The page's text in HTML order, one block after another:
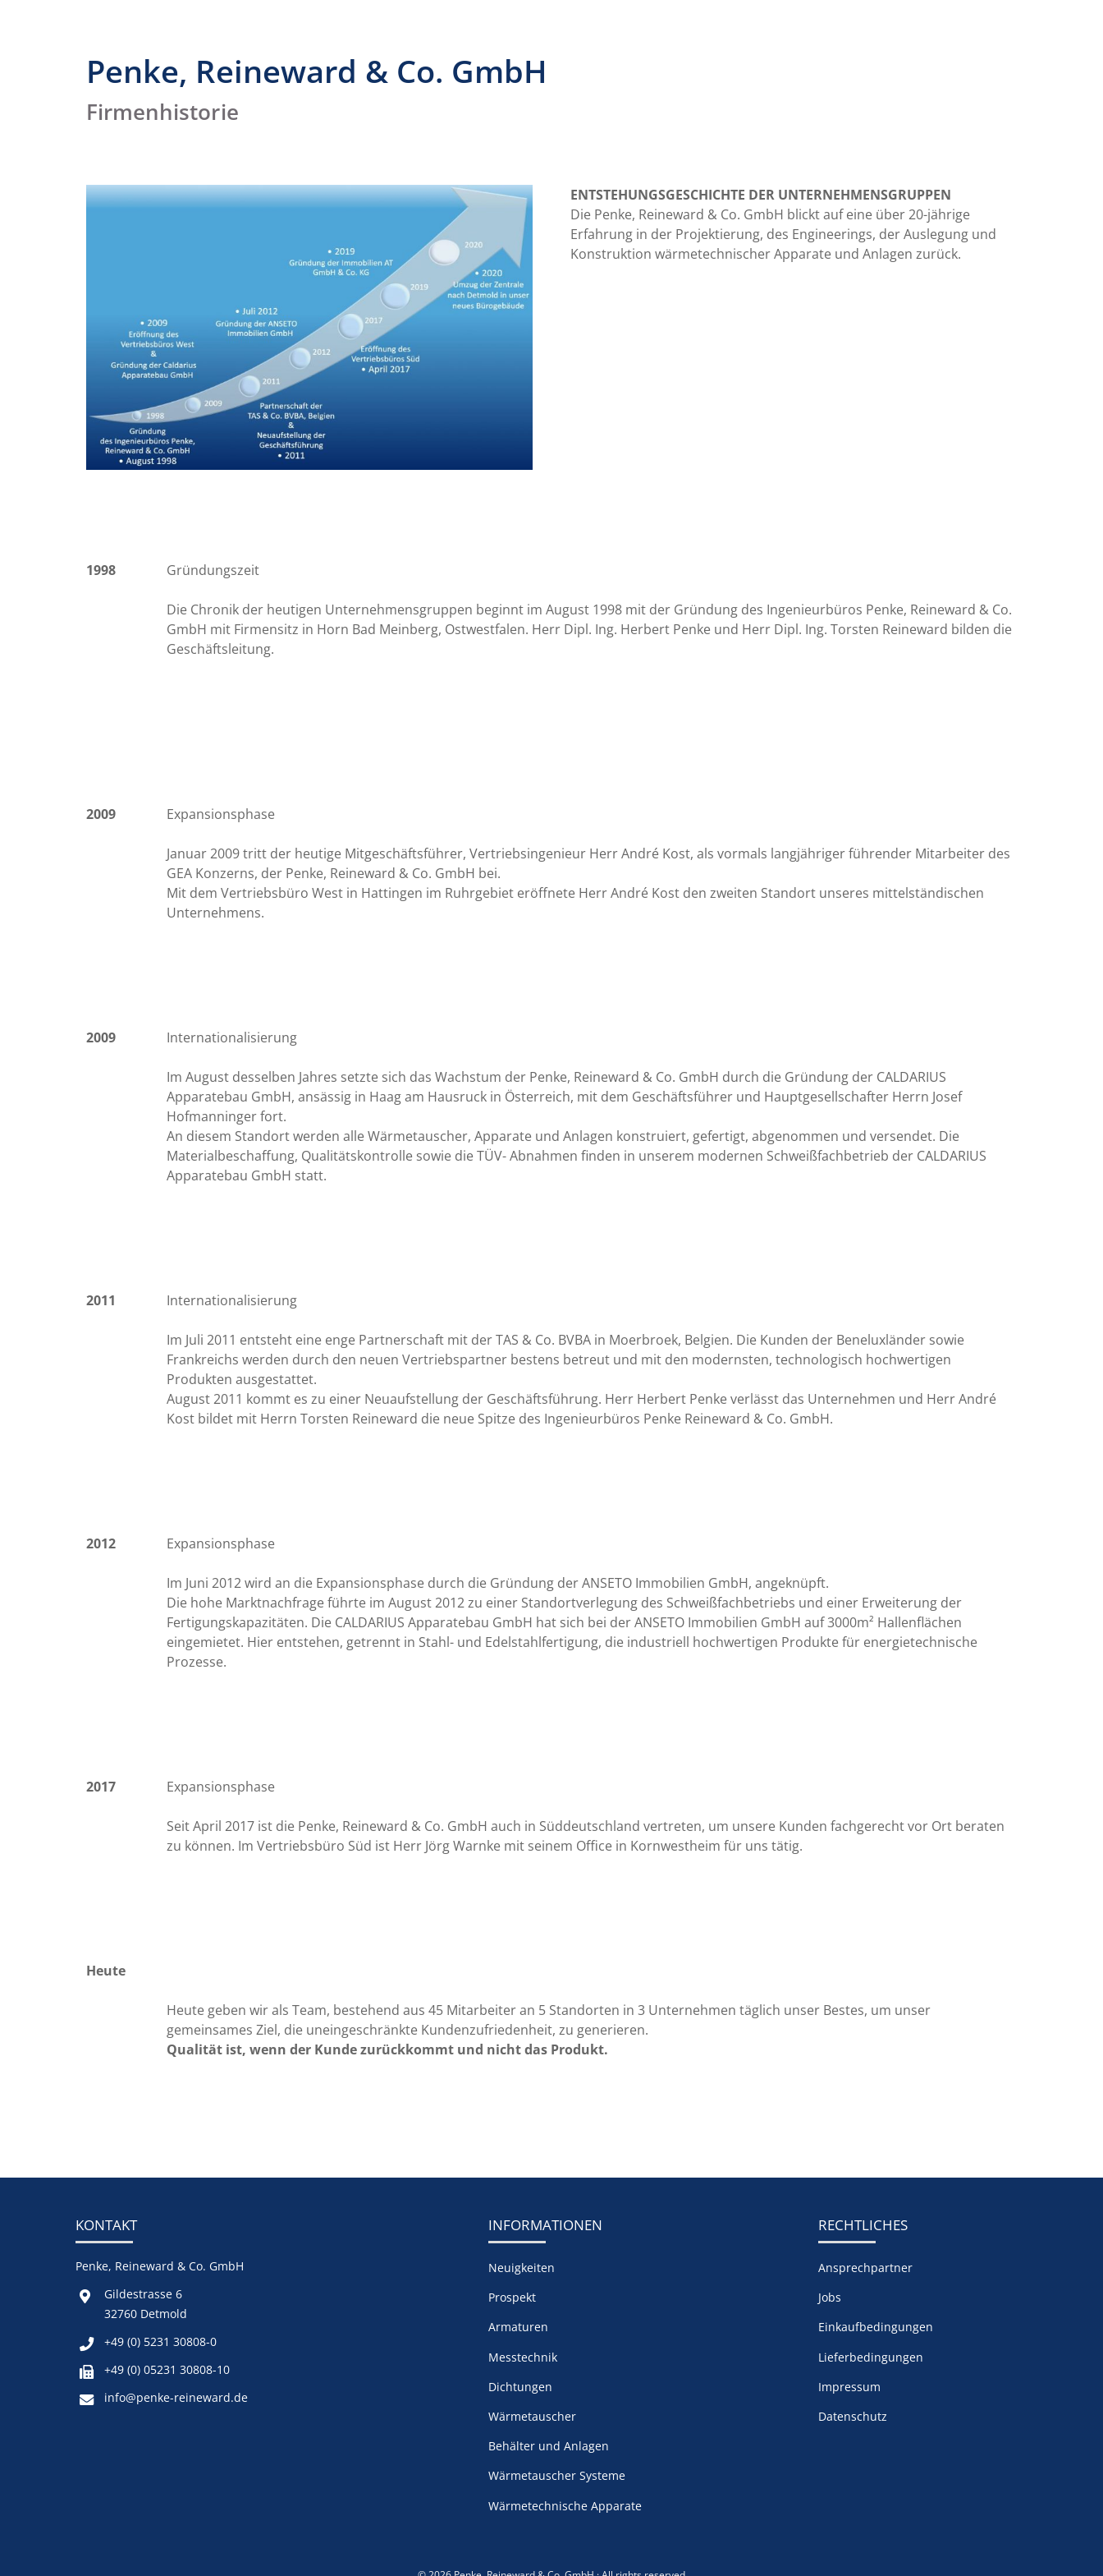
Penke, Reineward & Co. GmbH
Firmenhistorie
ENTSTEHUNGSGESCHICHTE DER UNTERNEHMENSGRUPPEN
Die Penke, Reineward & Co. GmbH blickt auf eine über 20-jährige
Erfahrung in der Projektierung, des Engineerings, der Auslegung und
Konstruktion wärmetechnischer Apparate und Anlagen zurück.
1998 Gründungszeit
Die Chronik der heutigen Unternehmensgruppen beginnt im August 1998 mit der Gründung des Ingenieurbüros Penke, Reineward & Co.
GmbH mit Firmensitz in Horn Bad Meinberg, Ostwestfalen. Herr Dipl. Ing. Herbert Penke und Herr Dipl. Ing. Torsten Reineward bilden die
Geschäftsleitung.
2009 Expansionsphase
Januar 2009 tritt der heutige Mitgeschäftsführer, Vertriebsingenieur Herr André Kost, als vormals langjähriger führender Mitarbeiter des
GEA Konzerns, der Penke, Reineward & Co. GmbH bei.
Mit dem Vertriebsbüro West in Hattingen im Ruhrgebiet eröffnete Herr André Kost den zweiten Standort unseres mittelständischen
Unternehmens.
2009 Internationalisierung
Im August desselben Jahres setzte sich das Wachstum der Penke, Reineward & Co. GmbH durch die Gründung der CALDARIUS
Apparatebau GmbH, ansässig in Haag am Hausruck in Österreich, mit dem Geschäftsführer und Hauptgesellschafter Herrn Josef
Hofmanninger fort.
An diesem Standort werden alle Wärmetauscher, Apparate und Anlagen konstruiert, gefertigt, abgenommen und versendet. Die
Materialbeschaffung, Qualitätskontrolle sowie die TÜV- Abnahmen finden in unserem modernen Schweißfachbetrieb der CALDARIUS
Apparatebau GmbH statt.
2011 Internationalisierung
Im Juli 2011 entsteht eine enge Partnerschaft mit der TAS & Co. BVBA in Moerbroek, Belgien. Die Kunden der Beneluxländer sowie
Frankreichs werden durch den neuen Vertriebspartner bestens betreut und mit den modernsten, technologisch hochwertigen
Produkten ausgestattet.
August 2011 kommt es zu einer Neuaufstellung der Geschäftsführung. Herr Herbert Penke verlässt das Unternehmen und Herr André
Kost bildet mit Herrn Torsten Reineward die neue Spitze des Ingenieurbüros Penke Reineward & Co. GmbH.
2012 Expansionsphase
Im Juni 2012 wird an die Expansionsphase durch die Gründung der ANSETO Immobilien GmbH, angeknüpft.
Die hohe Marktnachfrage führte im August 2012 zu einer Standortverlegung des Schweißfachbetriebs und einer Erweiterung der
Fertigungskapazitäten. Die CALDARIUS Apparatebau GmbH hat sich bei der ANSETO Immobilien GmbH auf 3000m² Hallenflächen
eingemietet. Hier entstehen, getrennt in Stahl- und Edelstahlfertigung, die industriell hochwertigen Produkte für energietechnische
Prozesse.
2017 Expansionsphase
Seit April 2017 ist die Penke, Reineward & Co. GmbH auch in Süddeutschland vertreten, um unsere Kunden fachgerecht vor Ort beraten
zu können. Im Vertriebsbüro Süd ist Herr Jörg Warnke mit seinem Office in Kornwestheim für uns tätig.
Heute
Heute geben wir als Team, bestehend aus 45 Mitarbeiter an 5 Standorten in 3 Unternehmen täglich unser Bestes, um unser
gemeinsames Ziel, die uneingeschränkte Kundenzufriedenheit, zu generieren.
Qualität ist, wenn der Kunde zurückkommt und nicht das Produkt.
KONTAKT
Penke, Reineward & Co. GmbH
Gildestrasse 6
32760 Detmold
+49 (0) 5231 30808-0
+49 (0) 05231 30808-10
info@penke-reineward.de
INFORMATIONEN
Neuigkeiten
Prospekt
Armaturen
Messtechnik
Dichtungen
Wärmetauscher
Behälter und Anlagen
Wärmetauscher Systeme
Wärmetechnische Apparate
RECHTLICHES
Ansprechpartner
Jobs
Einkaufbedingungen
Lieferbedingungen
Impressum
Datenschutz